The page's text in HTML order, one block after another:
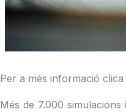
Per a més informació clica
Més de 7.000